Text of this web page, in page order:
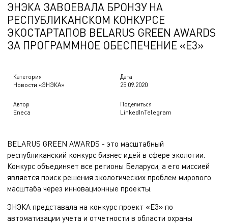
ЭНЭКА ЗАВОЕВАЛА БРОНЗУ НА
РЕСПУБЛИКАНСКОМ КОНКУРСЕ
ЭКОСТАРТАПОВ BELARUS GREEN AWARDS
ЗА ПРОГРАММНОЕ ОБЕСПЕЧЕНИЕ «Е3»
Категория
Новости «ЭНЭКА»
Дата
25.09.2020
Автор
Eneca
Поделиться
LinkedInTelegram
BELARUS GREEN AWARDS - это масштабный
республиканский конкурс бизнес идей в сфере экологии.
Конкурс объединяет все регионы Беларуси, а его миссией
является поиск решения экологических проблем мирового
масштаба через инновационные проекты.
ЭНЭКА представала на конкурс проект «Е3» по
автоматизации учета и отчетности в области охраны